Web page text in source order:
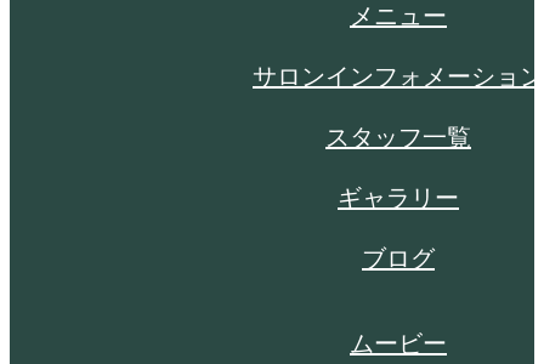
メニュー
サロンインフォメーション
スタッフ一覧
ギャラリー
ブログ
ムービー